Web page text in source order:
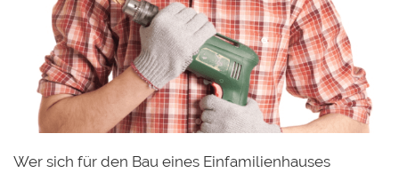
Wer sich für den Bau eines Einfamilienhauses